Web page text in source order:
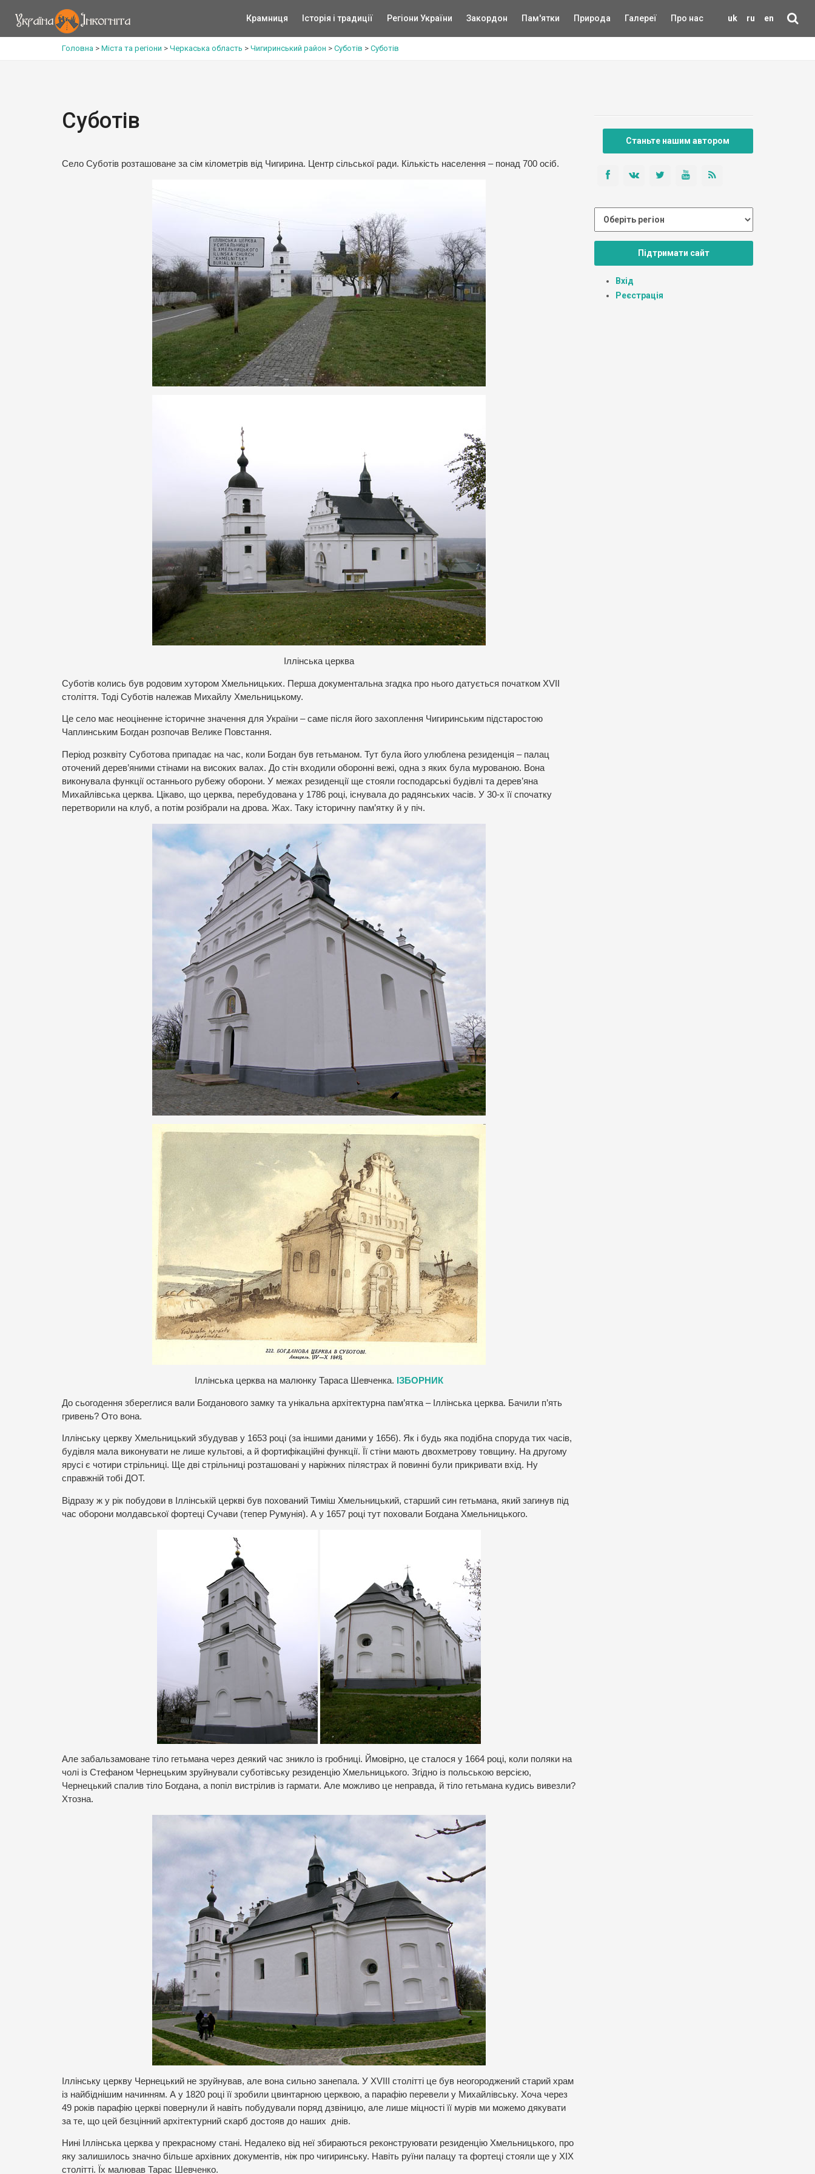
uk ru en
Крамниця Історія і традиції Регіони України Закордон Пам'ятки Природа Галереї Про нас
Головна > Міста та регіони > Черкаська область > Чигиринський район > Суботів > Суботів
Суботів
Село Суботів розташоване за сім кілометрів від Чигирина. Центр сільської ради. Кількість населення – понад 700 осіб.
Іллінська церква
Суботів колись був родовим хутором Хмельницьких. Перша документальна згадка про нього датується початком XVII
століття. Тоді Суботів належав Михайлу Хмельницькому.
Це село має неоціненне історичне значення для України – саме після його захоплення Чигиринським підстаростою
Чаплинським Богдан розпочав Велике Повстання.
Період розквіту Суботова припадає на час, коли Богдан був гетьманом. Тут була його улюблена резиденція – палац
оточений дерев’яними стінами на високих валах. До стін входили оборонні вежі, одна з яких була мурованою. Вона
виконувала функції останнього рубежу оборони. У межах резиденції ще стояли господарські будівлі та дерев’яна
Михайлівська церква. Цікаво, що церква, перебудована у 1786 році, існувала до радянських часів. У 30-х її спочатку
перетворили на клуб, а потім розібрали на дрова. Жах. Таку історичну пам’ятку й у піч.
Іллінська церква на малюнку Тараса Шевченка. ІЗБОРНИК
До сьогодення збереглися вали Богданового замку та унікальна архітектурна пам’ятка – Іллінська церква. Бачили п’ять
гривень? Ото вона.
Іллінську церкву Хмельницький збудував у 1653 році (за іншими даними у 1656). Як і будь яка подібна споруда тих часів,
будівля мала виконувати не лише культові, а й фортифікаційні функції. Її стіни мають двохметрову товщину. На другому
ярусі є чотири стрільниці. Ще дві стрільниці розташовані у наріжних пілястрах й повинні були прикривати вхід. Ну
справжній тобі ДОТ.
Відразу ж у рік побудови в Іллінській церкві був похований Тиміш Хмельницький, старший син гетьмана, який загинув під
час оборони молдавської фортеці Сучави (тепер Румунія). А у 1657 році тут поховали Богдана Хмельницького.
Але забальзамоване тіло гетьмана через деякий час зникло із гробниці. Ймовірно, це сталося у 1664 році, коли поляки на
чолі із Стефаном Чернецьким зруйнували суботівську резиденцію Хмельницького. Згідно із польською версією,
Чернецький спалив тіло Богдана, а попіл вистрілив із гармати. Але можливо це неправда, й тіло гетьмана кудись вивезли?
Хтозна.
Іллінську церкву Чернецький не зруйнував, але вона сильно занепала. У XVIIІ столітті це був неогороджений старий храм
із найбіднішим начинням. А у 1820 році її зробили цвинтарною церквою, а парафію перевели у Михайлівську. Хоча через
49 років парафію церкві повернули й навіть побудували поряд дзвіницю, але лише міцності її мурів ми можемо дякувати
за те, що цей безцінний архітектурний скарб достояв до наших днів.
Нині Іллінська церква у прекрасному стані. Недалеко від неї збираються реконструювати резиденцію Хмельницького, про
яку залишилось значно більше архівних документів, ніж про чигиринську. Навіть руїни палацу та фортеці стояли ще у ХІХ
столітті. Їх малював Тарас Шевченко.
Станьте нашим автором
Підтримати сайт
Вхід
Реєстрація